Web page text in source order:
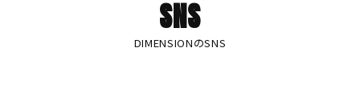
SNS
DIMENSIONのSNS